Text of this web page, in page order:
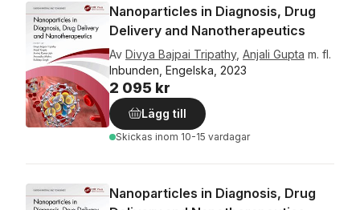
Nanoparticles in Diagnosis, Drug
Delivery and Nanotherapeutics
Av Divya Bajpai Tripathy, Anjali Gupta m. fl.
Inbunden, Engelska, 2023
2 095 kr
Lägg till
Skickas inom 10-15 vardagar
Nanoparticles in Diagnosis, Drug